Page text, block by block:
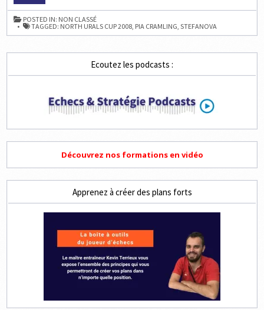
CUP
2008:
STEFANOVA
BATTUE
PAR
CRAMLING,
POSTED IN: NON CLASSÉ
TAGGED: NORTH URALS CUP 2008 PIA CRAMLING ,STEFANOVA
Ecoutez les podcasts :
Découvrez nos formations en vidéo
Apprenez à créer des plans forts